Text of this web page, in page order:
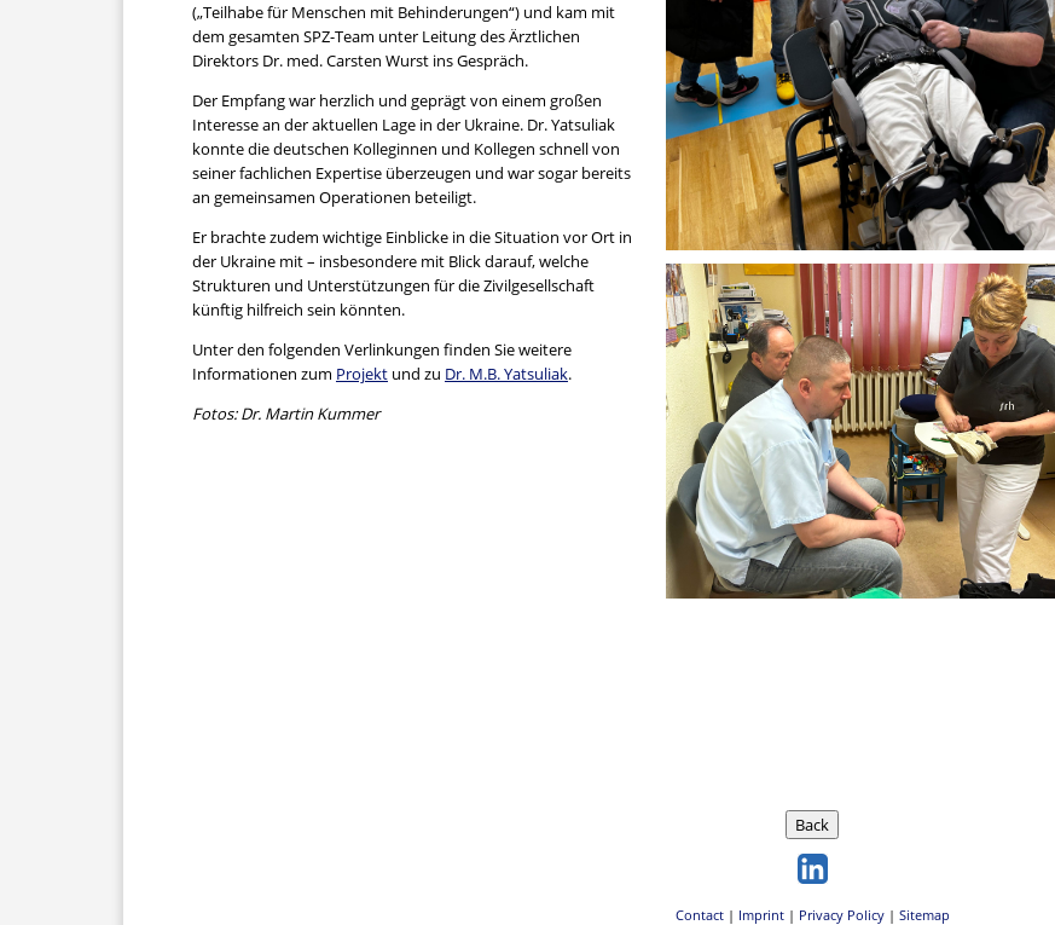
(„Teilhabe für Menschen mit Behinderungen“) und kam mit
dem gesamten SPZ-Team unter Leitung des Ärztlichen
Direktors Dr. med. Carsten Wurst ins Gespräch.
Der Empfang war herzlich und geprägt von einem großen
Interesse an der aktuellen Lage in der Ukraine. Dr. Yatsuliak
konnte die deutschen Kolleginnen und Kollegen schnell von
seiner fachlichen Expertise überzeugen und war sogar bereits
an gemeinsamen Operationen beteiligt.
Er brachte zudem wichtige Einblicke in die Situation vor Ort in
der Ukraine mit – insbesondere mit Blick darauf, welche
Strukturen und Unterstützungen für die Zivilgesellschaft
künftig hilfreich sein könnten.
Unter den folgenden Verlinkungen finden Sie weitere
Informationen zum Projekt und zu Dr. M.B. Yatsuliak.
Fotos: Dr. Martin Kummer
Back
Contact| Imprint| Privacy Policy| Sitemap